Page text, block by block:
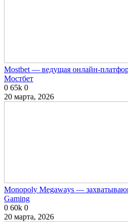
Mostbet — ведущая онлайн-
Мостбет
0 65k 0
20 марта, 2026
Monopoly Megaways —
Gaming
0 60k 0
20 марта, 2026